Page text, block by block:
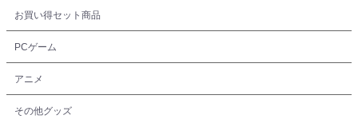
お買い得セット商品
PCゲーム
アニメ
その他グッズ